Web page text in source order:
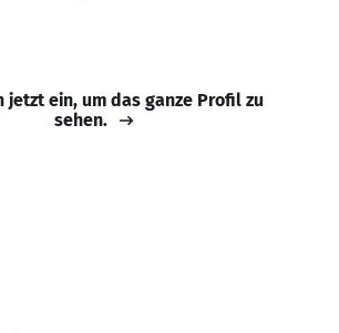
jetzt ein, um das ganze Profil zu
sehen.